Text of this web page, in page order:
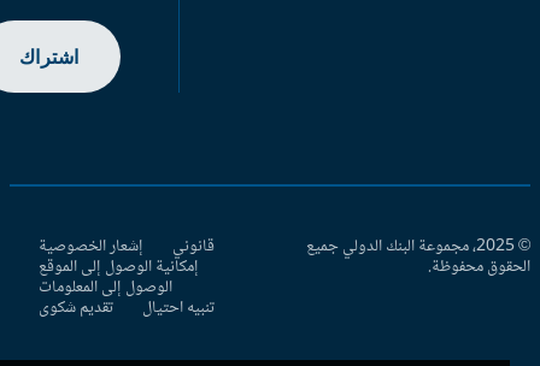
اشتراك
© 2025، مجموعة البنك الدولي جميع
محفوظة.
قانوني إشعار الخصوصية
إمكانية الوصول إلى الموقع
الوصول إلى المعلومات
تنبيه احتيال تقديم شكوى